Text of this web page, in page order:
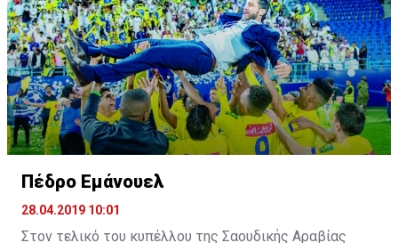
Πέδρο Εμάνουελ
28.04.2019 10:01
Στον τελικό του κυπέλλου της Σαουδικής Αραβίας